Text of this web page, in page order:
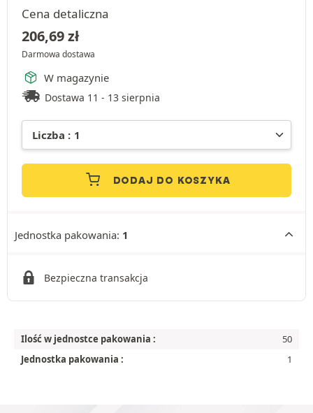
Cena detaliczna
206,69zł
Darmowa dostawa
W magazynie
Dostawa 11 - 13 sierpnia
DODAJ DO KOSZYKA
Jednostka pakowania: 1
Bezpieczna transakcja
Ilość w jednostce pakowania :
50
Jednostka pakowania :
1